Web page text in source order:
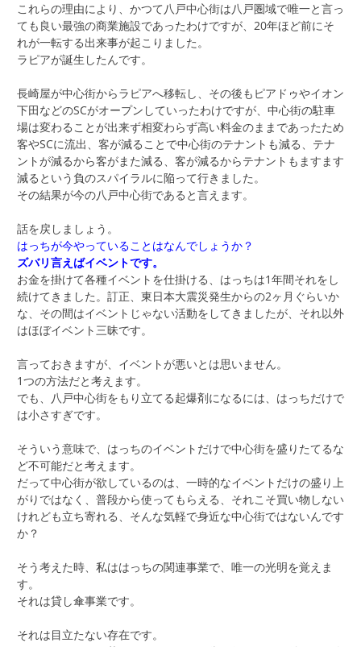
これらの理由により、かつて八戸中心街は八戸圏域で唯一と言っ
ても良い最強の商業施設であったわけですが、20年ほど前にそ
れが一転する出来事が起こりました。
ラピアが誕生したんです。
長崎屋が中心街からラピアへ移転し、その後もピアドゥやイオン
下田などのSCがオープンしていったわけですが、中心街の駐車
場は変わることが出来ず相変わらず高い料金のままであったため
客やSCに流出、客が減ることで中心街のテナントも減る、テナ
ントが減るから客がまた減る、客が減るからテナントもますます
減るという負のスパイラルに陥って行きました。
その結果が今の八戸中心街であると言えます。
話を戻しましょう。
はっちが今やっていることはなんでしょうか？
ズバリ言えばイベントです。
お金を掛けて各種イベントを仕掛ける、はっちは1年間それをし
続けてきました。訂正、東日本大震災発生からの2ヶ月ぐらいか
な、その間はイベントじゃない活動をしてきましたが、それ以外
はほぼイベント三昧です。
言っておきますが、イベントが悪いとは思いません。
1つの方法だと考えます。
でも、八戸中心街をもり立てる起爆剤になるには、はっちだけで
は小さすぎです。
そういう意味で、はっちのイベントだけで中心街を盛りたてるな
ど不可能だと考えます。
だって中心街が欲しているのは、一時的なイベントだけの盛り上
がりではなく、普段から使ってもらえる、それこそ買い物しない
けれども立ち寄れる、そんな気軽で身近な中心街ではないんです
か？
そう考えた時、私ははっちの関連事業で、唯一の光明を覚えま
す。
それは貸し傘事業です。
それは目立たない存在です。